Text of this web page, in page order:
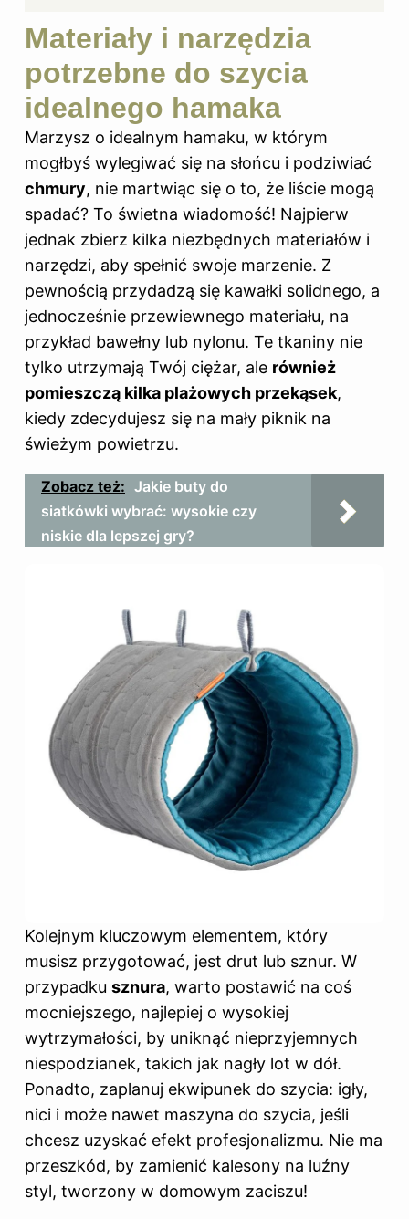
Materiały i narzędzia
potrzebne do szycia
idealnego hamaka
Marzysz o idealnym hamaku, w którym
mogłbyś wylegiwać się na słońcu i podziwiać
chmury, nie martwiąc się o to, że liście mogą
spadać? To świetna wiadomość! Najpierw
jednak zbierz kilka niezbędnych materiałów i
narzędzi, aby spełnić swoje marzenie. Z
pewnością przydadzą się kawałki solidnego, a
jednocześnie przewiewnego materiału, na
przykład bawełny lub nylonu. Te tkaniny nie
tylko utrzymają Twój ciężar, ale również
pomieszczą kilka plażowych przekąsek,
kiedy zdecydujesz się na mały piknik na
świeżym powietrzu.
Zobacz też: Jakie buty do
siatkówki wybrać: wysokie czy
niskie dla lepszej gry?
Kolejnym kluczowym elementem, który
musisz przygotować, jest drut lub sznur. W
przypadku sznura, warto postawić na coś
mocniejszego, najlepiej o wysokiej
wytrzymałości, by uniknąć nieprzyjemnych
niespodzianek, takich jak nagły lot w dół.
Ponadto, zaplanuj ekwipunek do szycia: igły,
nici i może nawet maszyna do szycia, jeśli
chcesz uzyskać efekt profesjonalizmu. Nie ma
przeszkód, by zamienić kalesony na luźny
styl, tworzony w domowym zaciszu!